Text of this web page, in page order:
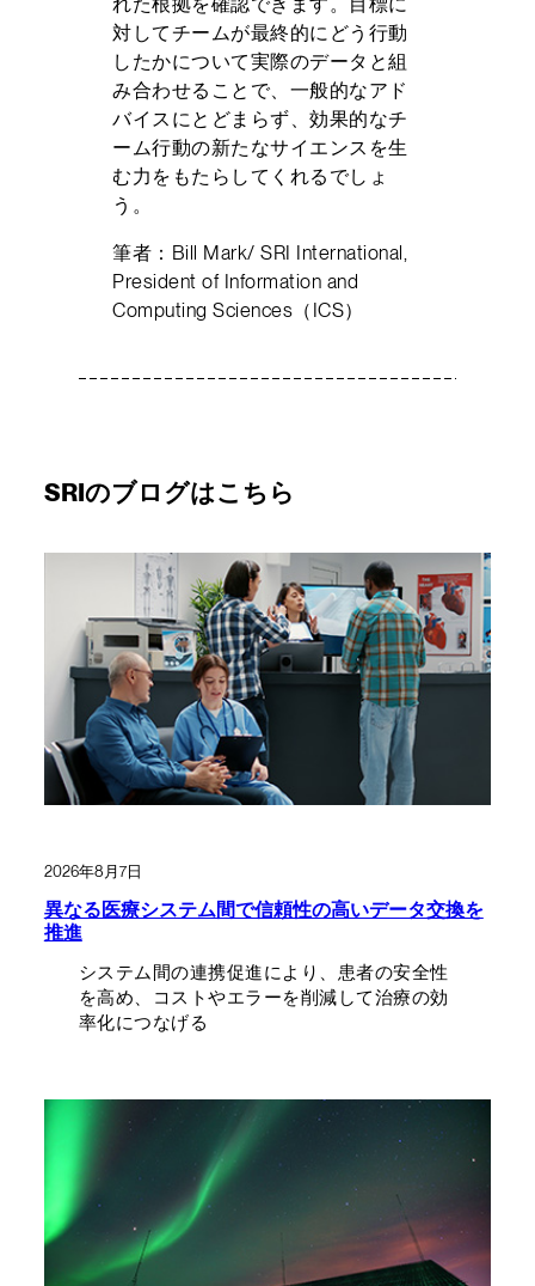
対してチームが最終的にどう行動
したかについて実際のデータと組
み合わせることで、一般的なアド
バイスにとどまらず、効果的なチ
ーム行動の新たなサイエンスを生
む力をもたらしてくれるでしょ
う。
筆者：Bill Mark/ SRI International,
President of Information and
Computing Sciences（ICS）
SRIのブログはこちら
2026年8月7日
異なる医療システム間で信頼性の高いデータ交換を
推進
システム間の連携促進により、患者の安全性
を高め、コストやエラーを削減して治療の効
率化につなげる